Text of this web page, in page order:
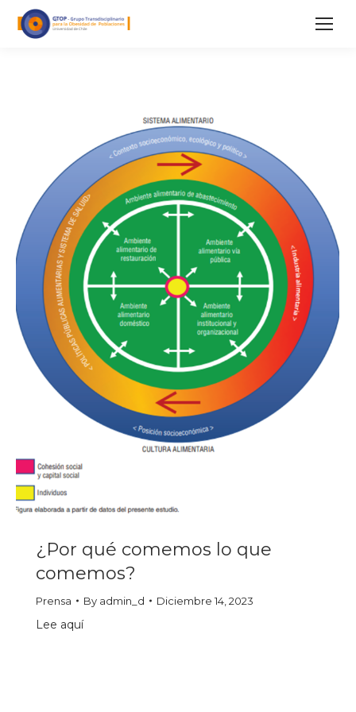
¿Por qué comemos lo que
comemos?
Prensa By admin_d Diciembre 14, 2023
Lee aquí